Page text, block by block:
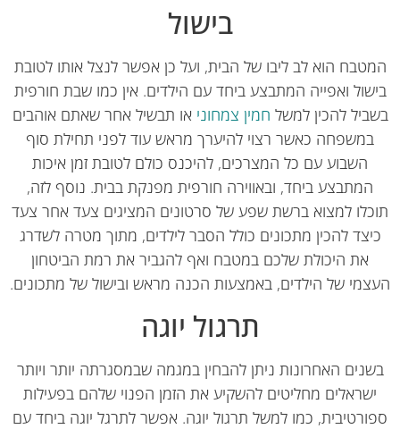
בישול
הוא לב ליבו של הבית, ועל כן אפשר לנצל אותו לטובת
ואפייה המתבצע ביחד עם הילדים. אין כמו שבת חורפית
להכין למשלחמין צמחוניאו תבשיל אחר שאתם אוהבים
במשפחה כאשר רצוי להיערך מראש עוד לפני תחילת סוף
השבוע עם כל המצרכים, להיכנס כולם לטובת זמן איכות
המתבצע ביחד, ובאווירה חורפית מפנקת בבית. נוסף לזה,
למצוא ברשת שפע של סרטונים המציגים צעד אחר צעד
להכין מתכונים כולל הסבר לילדים, מתוך מטרה לשדרג
את היכולת שלכם במטבח ואף להגביר את רמת הביטחון
של הילדים, באמצעות הכנה מראש ובישול של מתכונים.
תרגול יוגה
האחרונות ניתן להבחין במגמה שבמסגרתה יותר ויותר
מחליטים להשקיע את הזמן הפנוי שלהם בפעילות
כמו למשל תרגול יוגה. אפשר לתרגל יוגה ביחד עם